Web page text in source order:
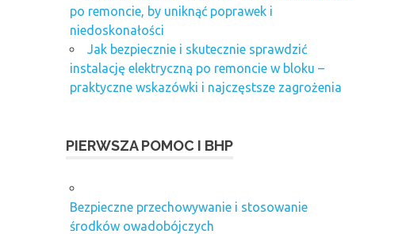
po remoncie, by uniknąć poprawek i
niedoskonałości
Jak bezpiecznie i skutecznie sprawdzić
instalację elektryczną po remoncie w bloku –
praktyczne wskazówki i najczęstsze zagrożenia
PIERWSZA POMOC I BHP
Bezpieczne przechowywanie i stosowanie
środków owadobójczych